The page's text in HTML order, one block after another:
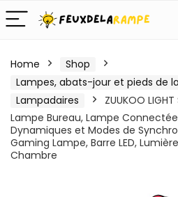
Home
Shop
Lampes, abats-jour et pieds de
Lampadaires
ZUUKOO
Lampe Bureau, Lampe
Dynamiques et Modes de
Gaming Lampe, Barre LED,
Chambre